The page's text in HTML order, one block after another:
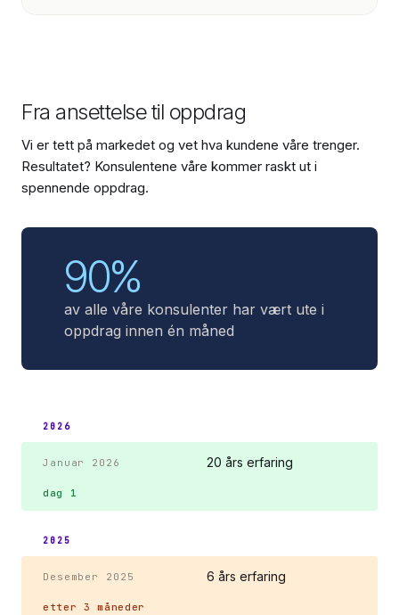
Fra ansettelse til oppdrag
Vi er tett på markedet og vet hva kundene våre trenger.
Resultatet? Konsulentene våre kommer raskt ut i
spennende oppdrag.
90%
av alle våre konsulenter har vært ute i
oppdrag innen én måned
2026
Januar 2026 20 års erfaring
dag 1
2025
Desember 2025 6 års erfaring
etter 3 måneder